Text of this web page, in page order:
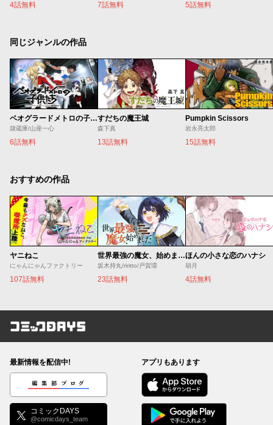
4話無料 7話無料 5話無料
同じジャンルの作品
ベオグラードメトロの子供たち
隷蔵庫/山座一心
6話無料
すだちの魔王城
森下真
13話無料
Pumpkin Scissors
岩永亮太郎
15話無料
おすすめの作品
ヤニねこ
にゃんにゃんファクトリー
107話無料
世界最強の魔女、始めました ～私だけ『攻略サイト』を見れる世界で自由に生きます～
坂木持丸/riritto/戸賀環
23話無料
ほんの小さな恋のハナシ
胡月
4話無料
コミックDAYS
最新情報を配信中!
編集部ブログ
コミックDAYS
@comicdays_team
アプリもあります